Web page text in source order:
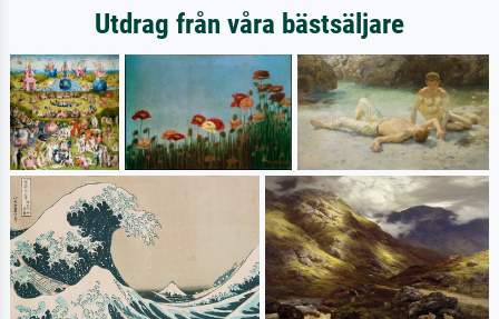
Utdrag från våra bästsäljare